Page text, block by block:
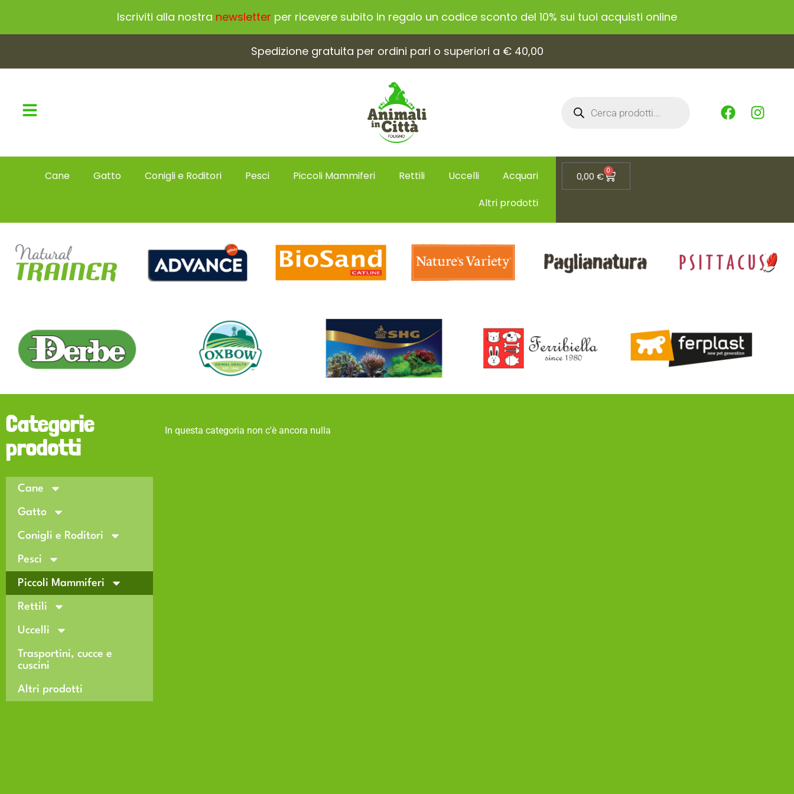
Iscriviti alla nostra newsletter per ricevere subito in regalo un codice sconto del 10% sui tuoi acquisti online
Spedizione gratuita per ordini pari o superiori a € 40,00
Cane Gatto Conigli e Roditori Pesci Piccoli Mammiferi Rettili Uccelli
Acquari
Altri prodotti
0,00 € 0
Categorie
prodotti
Cane
Gatto
Conigli e Roditori
Pesci
Piccoli Mammiferi
Rettili
Uccelli
Trasportini, cucce e
cuscini
Altri prodotti
In questa categoria non c'è ancora nulla